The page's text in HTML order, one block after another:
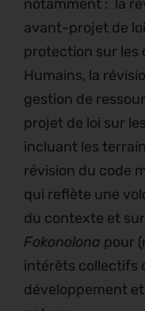
notamment : la
avant-projet de
protection sur les
Humains, la
gestion de
projet de loi sur
incluant les
révision du code
qui reflète une
du contexte et
Fokonolona pour
intérêts collectifs
développement